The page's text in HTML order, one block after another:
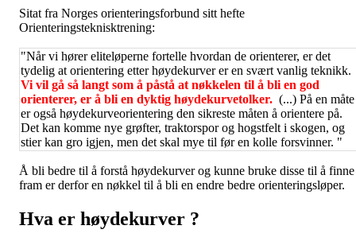
Sitat fra Norges orienteringsforbund sitt hefte
Orienteringsteknisktrening:
"Når vi hører eliteløperne fortelle hvordan de orienterer, er det
tydelig at orientering etter høydekurver er en svært vanlig teknikk.
Vi vil gå så langt som å påstå at nøkkelen til å bli en god
orienterer, er å bli en dyktig høydekurvetolker. (...) På en måte
er også høydekurveorientering den sikreste måten å orientere på.
Det kan komme nye grøfter, traktorspor og hogstfelt i skogen, og
stier kan gro igjen, men det skal mye til før en kolle forsvinner. "
Å bli bedre til å forstå høydekurver og kunne bruke disse til å finne
fram er derfor en nøkkel til å bli en endre bedre orienteringsløper.
Hva er høydekurver ?